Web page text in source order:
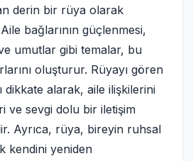
derin bir rüya olarak
bağlarının güçlenmesi,
umutlar gibi temalar, bu
oluşturur. Rüyayı gören
dikkate alarak, aile ilişkilerini
ve sevgi dolu bir iletişim
Ayrıca, rüya, bireyin ruhsal
kendini yeniden